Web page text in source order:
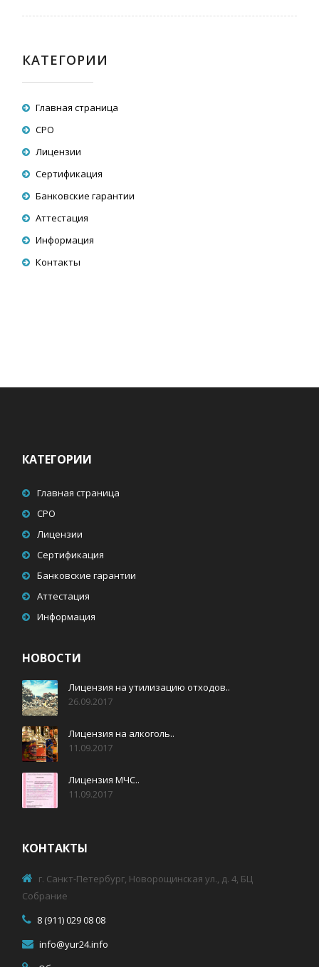
КАТЕГОРИИ
Главная страница
СРО
Лицензии
Сертификация
Банковские гарантии
Аттестация
Информация
Контакты
КАТЕГОРИИ
Главная страница
СРО
Лицензии
Сертификация
Банковские гарантии
Аттестация
Информация
НОВОСТИ
Лицензия на утилизацию отходов..
26.09.2017
Лицензия на алкоголь..
11.09.2017
Лицензия МЧС..
11.09.2017
КОНТАКТЫ
г. Санкт-Петербург, Новорощинская ул., д. 4, БЦ
Собрание
8 (911) 029 08 08
info@yur24.info